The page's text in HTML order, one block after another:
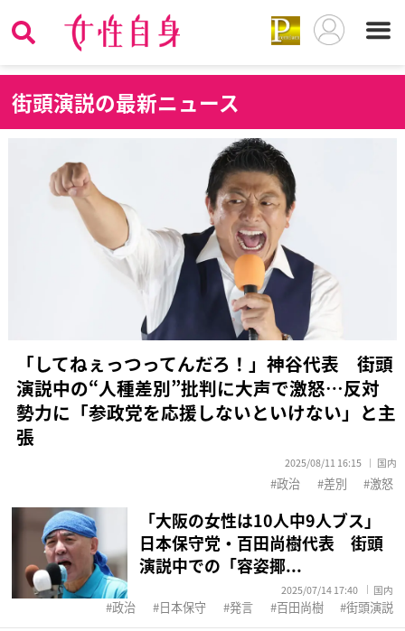
街頭演説の最新ニュース
「してねぇっつってんだろ！」神谷代表 街頭
演説中の“人種差別”批判に大声で激怒…反対
勢力に「参政党を応援しないといけない」と主
張
2025/08/11 16:15 国内
政治 差別 激怒
「大阪の女性は10人中9人ブス」
日本保守党・百田尚樹代表 街頭
演説中での「容姿揶...
2025/07/14 17:40 国内
政治 日本保守 発言 百田尚樹 街頭演説